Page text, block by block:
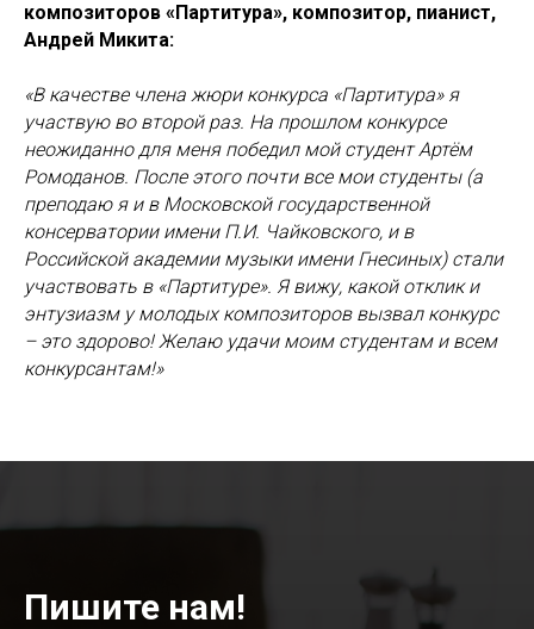
композиторов «Партитура», композитор, пианист,
Андрей Микита:
«В качестве члена жюри конкурса «Партитура» я
участвую во второй раз. На прошлом конкурсе
неожиданно для меня победил мой студент Артём
Ромоданов. После этого почти все мои студенты (а
преподаю я и в Московской государственной
консерватории имени П.И. Чайковского, и в
Российской академии музыки имени Гнесиных) стали
участвовать в «Партитуре». Я вижу, какой отклик и
энтузиазм у молодых композиторов вызвал конкурс
– это здорово! Желаю удачи моим студентам и всем
конкурсантам!»
Пишите нам!